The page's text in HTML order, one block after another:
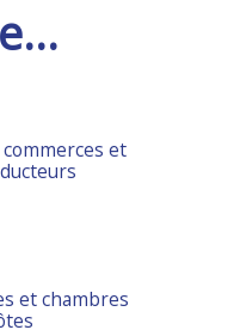
commerces et
et chambres